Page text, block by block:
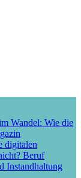
Wandel: Wie die
digitalen
Beruf
Instandhaltung